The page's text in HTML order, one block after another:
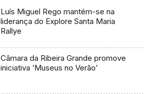
Luís Miguel Rego mantém-se na
liderança do Explore Santa Maria
Rallye
Câmara da Ribeira Grande promove
iniciativa ‘Museus no Verão’